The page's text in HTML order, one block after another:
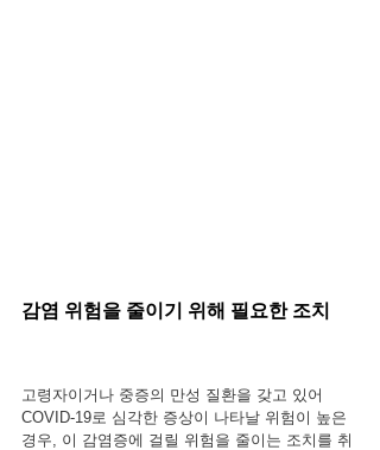
감염 위험을 줄이기 위해 필요한 조치
고령자이거나 중증의 만성 질환을 갖고 있어
COVID-19로 심각한 증상이 나타날 위험이 높은
경우, 이 감염증에 걸릴 위험을 줄이는 조치를 취